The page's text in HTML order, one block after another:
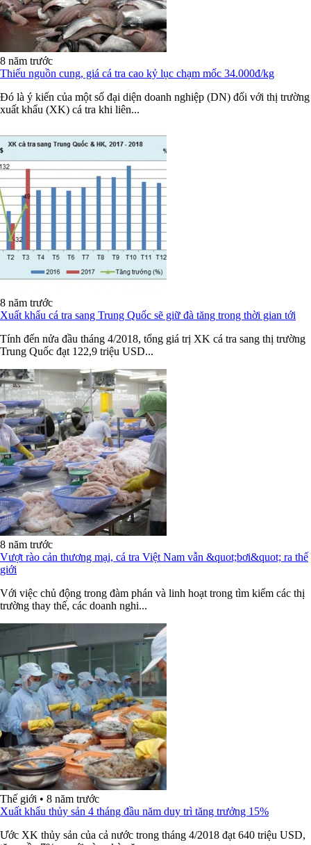
8 năm trước
Thiếu nguồn cung, giá cá tra cao kỷ lục chạm mốc 34.000đ/kg
Đó là ý kiến của một số đại diện doanh nghiệp (DN) đối với thị trường
xuất khẩu (XK) cá tra khi liên...
8 năm trước
Xuất khẩu cá tra sang Trung Quốc sẽ giữ đà tăng trong thời gian tới
Tính đến nửa đầu tháng 4/2018, tổng giá trị XK cá tra sang thị trường
Trung Quốc đạt 122,9 triệu USD...
8 năm trước
Vượt rào cản thương mại, cá tra Việt Nam vẫn &quot;bơi&quot; ra thế
giới
Với việc chủ động trong đàm phán và linh hoạt trong tìm kiếm các thị
trường thay thế, các doanh nghi...
Thế giới • 8 năm trước
Xuất khẩu thủy sản 4 tháng đầu năm duy trì tăng trưởng 15%
Ước XK thủy sản của cả nước trong tháng 4/2018 đạt 640 triệu USD,